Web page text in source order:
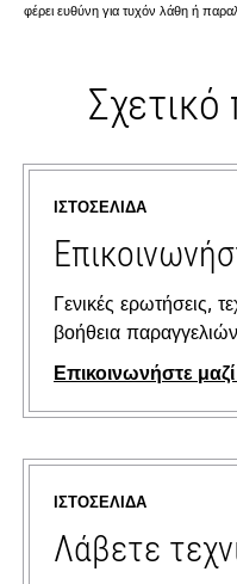
φέρει ευθύνη για τυχόν λάθη ή
Σχετικό
ΙΣΤΟΣΕΛΊΔΑ
Γενικές ερωτήσεις,
βοήθεια
Επικοινωνήστε
ΙΣΤΟΣΕΛΊΔΑ
Λάβετε